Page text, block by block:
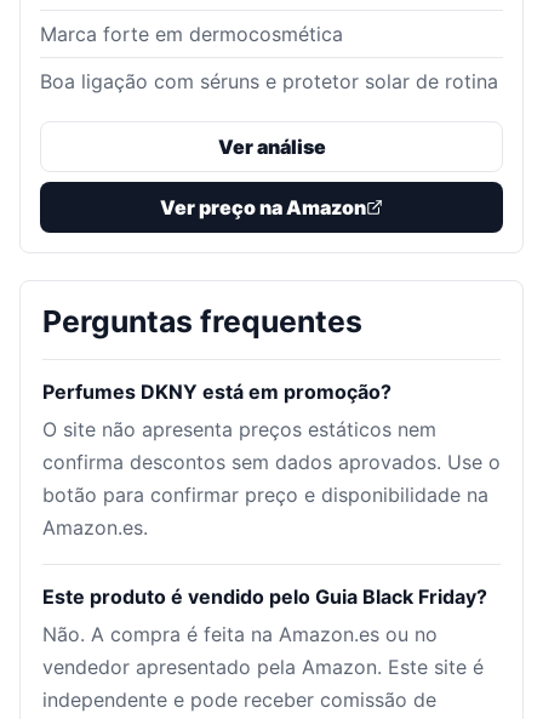
Marca forte em dermocosmética
Boa ligação com séruns e protetor solar de rotina
Ver análise
Ver preço na Amazon
Perguntas frequentes
Perfumes DKNY está em promoção?
O site não apresenta preços estáticos nem
confirma descontos sem dados aprovados. Use o
botão para confirmar preço e disponibilidade na
Amazon.es.
Este produto é vendido pelo Guia Black Friday?
Não. A compra é feita na Amazon.es ou no
vendedor apresentado pela Amazon. Este site é
independente e pode receber comissão de